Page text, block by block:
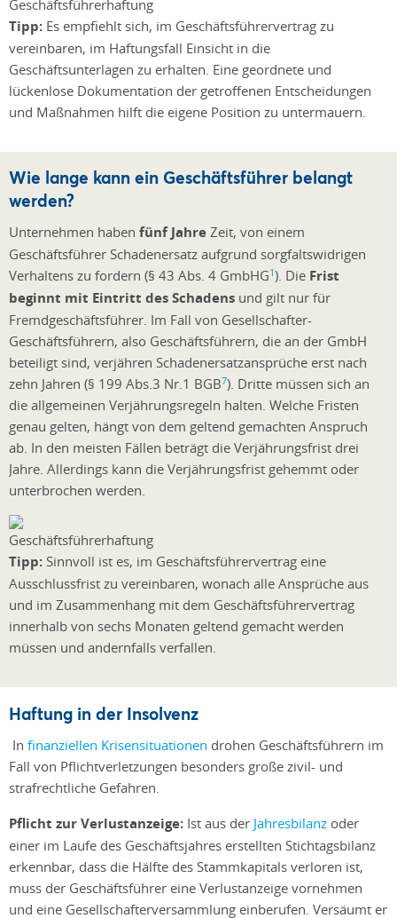
Tipp: Es empfiehlt sich, im Geschäftsführervertrag zu
vereinbaren, im Haftungsfall Einsicht in die
Geschäftsunterlagen zu erhalten. Eine geordnete und
lückenlose Dokumentation der getroffenen Entscheidungen
und Maßnahmen hilft die eigene Position zu untermauern.
Wie lange kann ein Geschäftsführer belangt
werden?
Unternehmen haben fünf Jahre Zeit, von einem
Geschäftsführer Schadenersatz aufgrund sorgfaltswidrigen
Verhaltens zu fordern (§ 43 Abs. 4 GmbHG1). Die Frist
beginnt mit Eintritt des Schadens und gilt nur für
Fremdgeschäftsführer. Im Fall von Gesellschafter-
Geschäftsführern, also Geschäftsführern, die an der GmbH
beteiligt sind, verjähren Schadenersatzansprüche erst nach
zehn Jahren (§ 199 Abs.3 Nr.1 BGB7). Dritte müssen sich an
die allgemeinen Verjährungsregeln halten. Welche Fristen
genau gelten, hängt von dem geltend gemachten Anspruch
ab. In den meisten Fällen beträgt die Verjährungsfrist drei
Jahre. Allerdings kann die Verjährungsfrist gehemmt oder
unterbrochen werden.
Tipp: Sinnvoll ist es, im Geschäftsführervertrag eine
Ausschlussfrist zu vereinbaren, wonach alle Ansprüche aus
und im Zusammenhang mit dem Geschäftsführervertrag
innerhalb von sechs Monaten geltend gemacht werden
müssen und andernfalls verfallen.
Haftung in der Insolvenz
In finanziellen Krisensituationen drohen Geschäftsführern im
Fall von Pflichtverletzungen besonders große zivil- und
strafrechtliche Gefahren.
Pflicht zur Verlustanzeige: Ist aus der Jahresbilanz oder
einer im Laufe des Geschäftsjahres erstellten Stichtagsbilanz
erkennbar, dass die Hälfte des Stammkapitals verloren ist,
muss der Geschäftsführer eine Verlustanzeige vornehmen
und eine Gesellschafterversammlung einberufen. Versäumt er